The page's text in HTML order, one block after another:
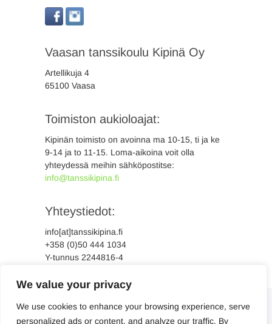
We value your privacy
We use cookies to enhance your browsing experience, serve
personalized ads or content, and analyze our traffic. By
Vaasan tanssikoulu Kipinä Oy
Artellikuja 4
65100 Vaasa
Toimiston aukioloajat:
Kipinän toimisto on avoinna ma 10-15, ti ja ke
9-14 ja to 11-15. Loma-aikoina voit olla
yhteydessä meihin sähköpostitse:
info@tanssikipina.fi
Yhteystiedot:
info[at]tanssikipina.fi
+358 (0)50 444 1034
Y-tunnus 2244816-4